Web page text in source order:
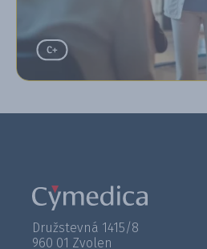
Družstevná 1415/8
960 01 Zvolen